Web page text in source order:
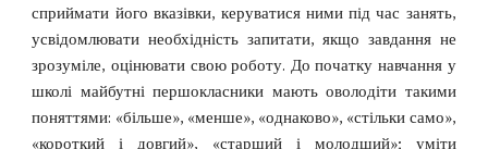
сприймати його вказівки, керуватися ними під час занять,
усвідомлювати необхідність запитати, якщо завдання не
зрозуміле, оцінювати свою роботу. До початку навчання у
школі майбутні першокласники мають оволодіти такими
поняттями: «більше», «менше», «однаково», «стільки само»,
«короткий і довгий», «старший і молодший»; уміти